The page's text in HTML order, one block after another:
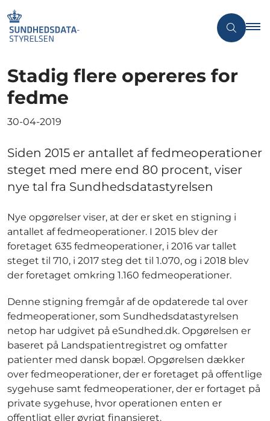
Stadig flere opereres for
fedme
30-04-2019
Siden 2015 er antallet af fedmeoperationer
steget med mere end 80 procent, viser
nye tal fra Sundhedsdatastyrelsen
Nye opgørelser viser, at der er sket en stigning i
antallet af fedmeoperationer. I 2015 blev der
foretaget 635 fedmeoperationer, i 2016 var tallet
steget til 710, i 2017 steg det til 1.070, og i 2018 blev
der foretaget omkring 1.160 fedmeoperationer.
Denne stigning fremgår af de opdaterede tal over
fedmeoperationer, som Sundhedsdatastyrelsen
netop har udgivet på eSundhed.dk. Opgørelsen er
baseret på Landspatientregistret og omfatter
patienter med dansk bopæl. Opgørelsen dækker
over fedmeoperationer, der er foretaget på offentlige
sygehuse samt fedmeoperationer, der er fortaget på
private sygehuse, hvor operationen enten er
offentligt eller øvrigt finansieret.